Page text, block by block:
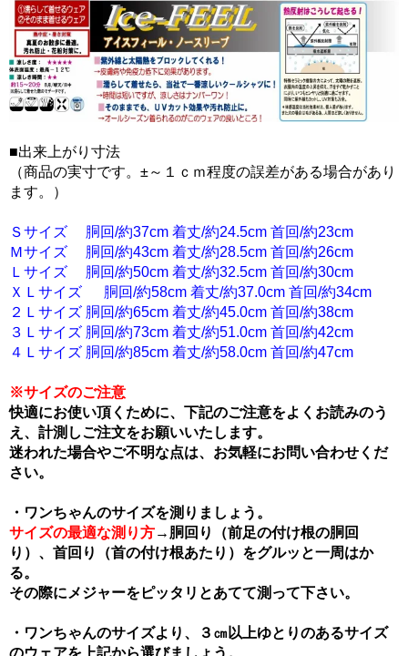
■出来上がり寸法
（商品の実寸です。±～１ｃｍ程度の誤差がある場合があり
ます。）
Ｓサイズ 胴回/約37cm 着丈/約24.5cm 首回/約23cm
Ｍサイズ 胴回/約43cm 着丈/約28.5cm 首回/約26cm
Ｌサイズ 胴回/約50cm 着丈/約32.5cm 首回/約30cm
ＸＬサイズ 胴回/約58cm 着丈/約37.0cm 首回/約34cm
２Ｌサイズ 胴回/約65cm 着丈/約45.0cm 首回/約38cm
３Ｌサイズ 胴回/約73cm 着丈/約51.0cm 首回/約42cm
４Ｌサイズ 胴回/約85cm 着丈/約58.0cm 首回/約47cm
※サイズのご注意
快適にお使い頂くために、下記のご注意をよくお読みのう
え、計測しご注文をお願いいたします。
迷われた場合やご不明な点は、お気軽にお問い合わせくだ
さい。
・ワンちゃんのサイズを測りましょう。
サイズの最適な測り方→胴回り（前足の付け根の胴回
り）、首回り（首の付け根あたり）をグルッと一周はか
る。
その際にメジャーをピッタリとあてて測って下さい。
・ワンちゃんのサイズより、
３㎝以上ゆとりのあるサイズ
のウェアを上記から選びましょう。